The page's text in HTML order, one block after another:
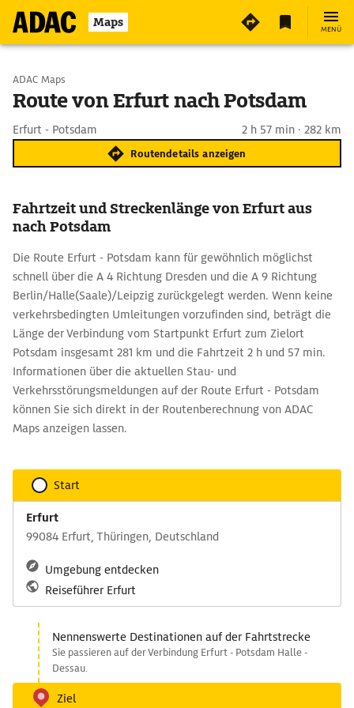
Maps MENÜ
Start wählen
ADAC Maps
Route von Erfurt nach Potsdam
Erfurt - Potsdam 2 h 57 min · 282 km
Routendetails anzeigen
Fahrtzeit und Streckenlänge von Erfurt aus
nach Potsdam
Die Route Erfurt - Potsdam kann für gewöhnlich möglichst
schnell über die A 4 Richtung Dresden und die A 9 Richtung
Berlin/Halle(Saale)/Leipzig zurückgelegt werden. Wenn keine
verkehrsbedingten Umleitungen vorzufinden sind, beträgt die
Länge der Verbindung vom Startpunkt Erfurt zum Zielort
Potsdam insgesamt 281 km und die Fahrtzeit 2 h und 57 min.
Informationen über die aktuellen Stau- und
Verkehrsstörungsmeldungen auf der Route Erfurt - Potsdam
können Sie sich direkt in der Routenberechnung von ADAC
Maps anzeigen lassen.
Start
Erfurt
99084 Erfurt, Thüringen, Deutschland
Umgebung entdecken
Reiseführer Erfurt
Nennenswerte Destinationen auf der Fahrtstrecke
Sie passieren auf der Verbindung Erfurt - Potsdam Halle -
Dessau.
Ziel